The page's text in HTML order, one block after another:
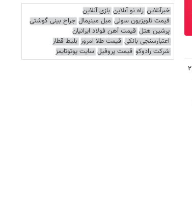
لیست قیمت خرید مسکن در نازی‌آباد/ خرید آپارتمان ۲
خبرآنلاین راه نو آنلاین بازی آنلاین
قیمت تلویزیون سونی مبل مینیمال جراح بینی گوشتی
پرشین هتل قیمت آهن فولاد ایرانیان
اعتبارسنجی بانکی قیمت طلا امروز بلیط قطار
شرکت رادوکو قیمت پروفیل سایت یوتوتایمز